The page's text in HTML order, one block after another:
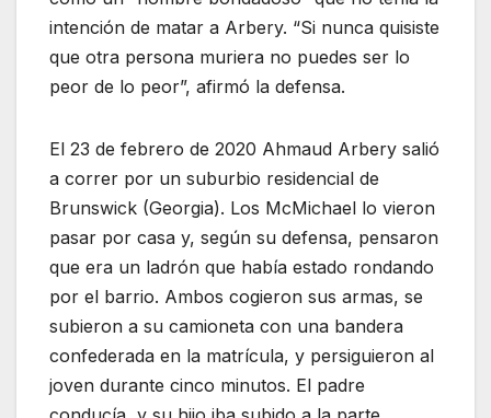
intención de matar a Arbery. “Si nunca quisiste
que otra persona muriera no puedes ser lo
peor de lo peor”, afirmó la defensa.
El 23 de febrero de 2020 Ahmaud Arbery salió
a correr por un suburbio residencial de
Brunswick (Georgia). Los McMichael lo vieron
pasar por casa y, según su defensa, pensaron
que era un ladrón que había estado rondando
por el barrio. Ambos cogieron sus armas, se
subieron a su camioneta con una bandera
confederada en la matrícula, y persiguieron al
joven durante cinco minutos. El padre